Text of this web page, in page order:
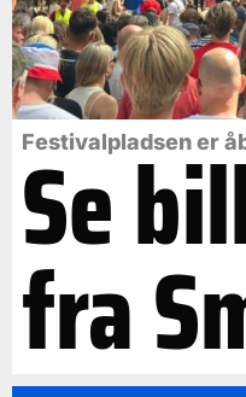
Festivalpladsen er
Se
fra